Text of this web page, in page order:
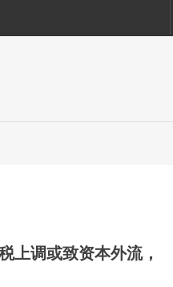
上调或致资本外流，